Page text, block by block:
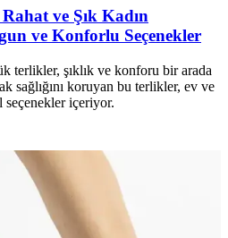
ve Şık Kadın
ve Konforlu Seçenekler
terlikler, şıklık ve konforu bir arada
sağlığını koruyan bu terlikler, ev ve
seçenekler içeriyor.